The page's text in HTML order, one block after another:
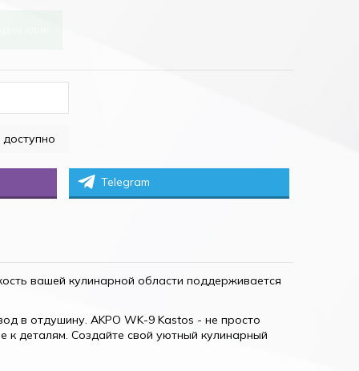
Telegram
вашей кулинарной области поддерживается
в отдушину. AKPO WK-9 Kastos - не просто
к деталям. Создайте свой уютный кулинарный